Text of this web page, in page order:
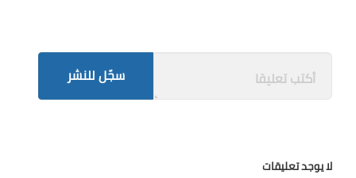
سجّل للنشر
لا يوجد تعليقات